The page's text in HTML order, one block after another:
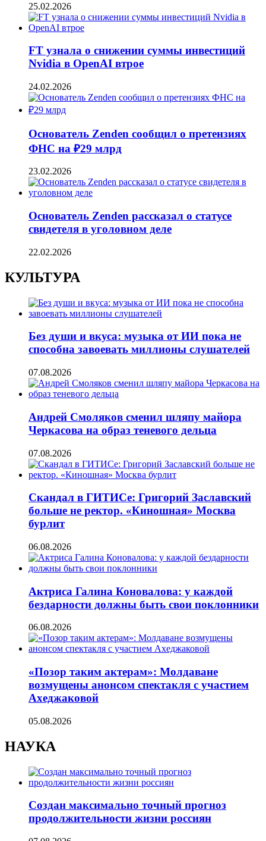
25.02.2026
FT узнала о снижении суммы инвестиций
Nvidia в OpenAI втрое
24.02.2026
Основатель Zenden сообщил о претензиях
ФНС на ₽29 млрд
23.02.2026
Основатель Zenden рассказал о статусе
свидетеля в уголовном деле
22.02.2026
КУЛЬТУРА
Без души и вкуса: музыка от ИИ пока не
способна завоевать миллионы слушателей
07.08.2026
Андрей Смоляков сменил шляпу майора
Черкасова на образ теневого дельца
07.08.2026
Скандал в ГИТИСе: Григорий Заславский
больше не ректор. «Киношная» Москва
бурлит
06.08.2026
Актриса Галина Коновалова: у каждой
бездарности должны быть свои поклонники
06.08.2026
«Позор таким актерам»: Молдаване
возмущены анонсом спектакля с участием
Ахеджаковой
05.08.2026
НАУКА
Создан максимально точный прогноз
продолжительности жизни россиян